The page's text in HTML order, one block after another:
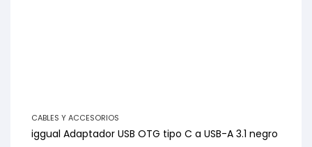
CABLES Y ACCESORIOS
iggual Adaptador USB OTG tipo C a USB-A 3.1 negro